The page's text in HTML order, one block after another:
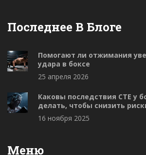
Последнее В Блоге
Помогают ли отжимания
удара в боксе
25 апреля 2026
Каковы последствия CTE у
делать, чтобы снизить
16 ноября 2025
Меню